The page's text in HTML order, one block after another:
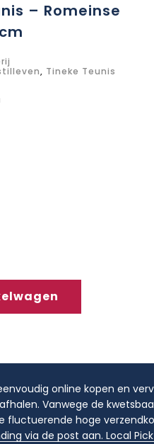
– Romeinse
, Tineke Teunis
online kopen en
Vanwege de
fluctuerende hoge
via de post aan. Local